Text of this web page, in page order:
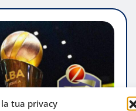
la tua privacy